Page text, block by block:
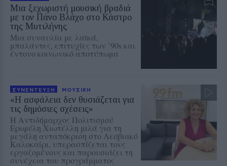
Μια ξεχωριστή μουσική βραδιά
με τον Πάνο Βλάχο στο Κάστρο
της Μυτιλήνης
Μια συναυλία με λαϊκά,
μπαλάντες, επιτυχίες των ’90s και
έντονο κοινωνικό αποτύπωμα
ΣΥΝΕΝΤΕΥΞΗ ΜΟΥΣΙΚΗ
«Η ασφάλεια δεν θυσιάζεται για
τις δημόσιες σχέσεις»
Η Αντιδήμαρχος Πολιτισμού
Εριφύλη Χιωτέλλη μιλά για τη
μεγάλη ανταπόκριση στο Λεσβιακό
Καλοκαίρι, υπερασπίζεται τους
εργαζομένους και παρουσιάζει τη
συνέχεια του προγράμματος